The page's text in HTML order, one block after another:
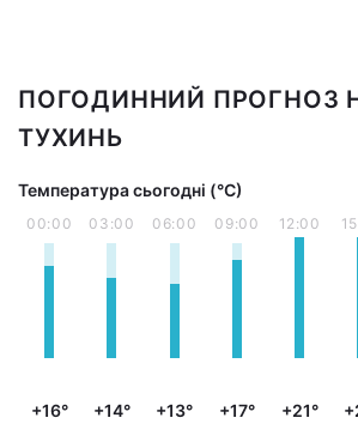
ПОГОДИННИЙ ПРОГНОЗ
ТУХИНЬ
Температура сьогодні (°С)
00:00
+16°
03:00
+14°
06:00
+13°
09:00
+17°
12:00
+21°